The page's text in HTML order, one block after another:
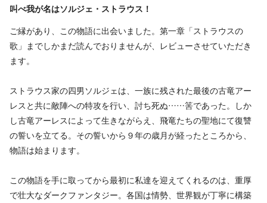
叫べ我が名はソルジェ・ストラウス！
ご縁があり、この物語に出会いました。第一章「ストラウスの
歌」までしかまだ読んでおりませんが、レビューさせていただき
ます。
ストラウス家の四男ソルジェは、一族に残された最後の古竜アー
レスと共に敵陣への特攻を行い、討ち死ぬ……筈であった。しか
し古竜アーレスによって生きながらえ、飛竜たちの聖地にて復讐
の誓いを立てる。その誓いから９年の歳月が経ったところから、
物語は始まります。
この物語を手に取ってから最初に私達を迎えてくれるのは、重厚
で壮大なダークファンタジー。各国は情勢、世界観が丁寧に構築